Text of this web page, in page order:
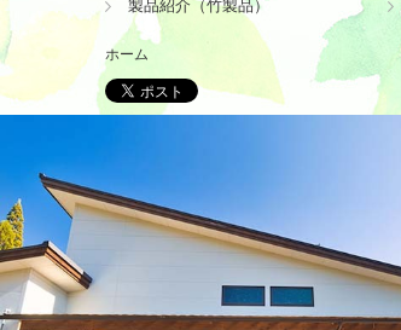
製品紹介（竹製品）
ホーム